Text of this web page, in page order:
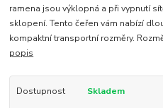
ramena jsou výklopná a při vypnutí
sklopení. Tento čeřen vám nabízí
kompaktní transportní rozměry.
popis
Dostupnost Skladem